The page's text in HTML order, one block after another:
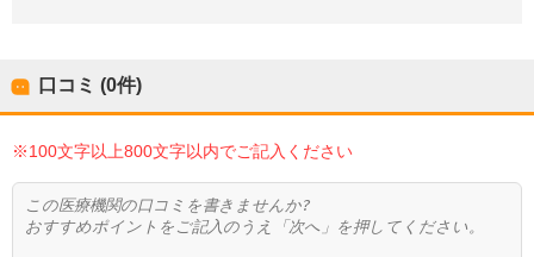
口コミ (0件)
※100文字以上800文字以内でご記入ください